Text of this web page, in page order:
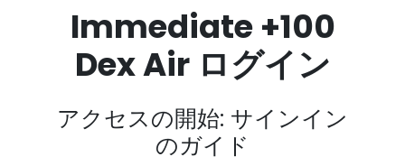
Immediate +100
Dex Air ログイン
アクセスの開始: サインイン
のガイド